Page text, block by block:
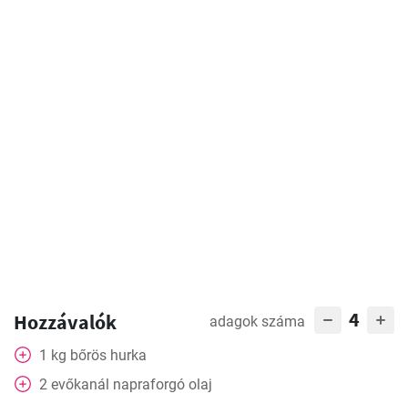
Hozzávalók adagok száma 4
1 kg bőrös hurka
2 evőkanál napraforgó olaj